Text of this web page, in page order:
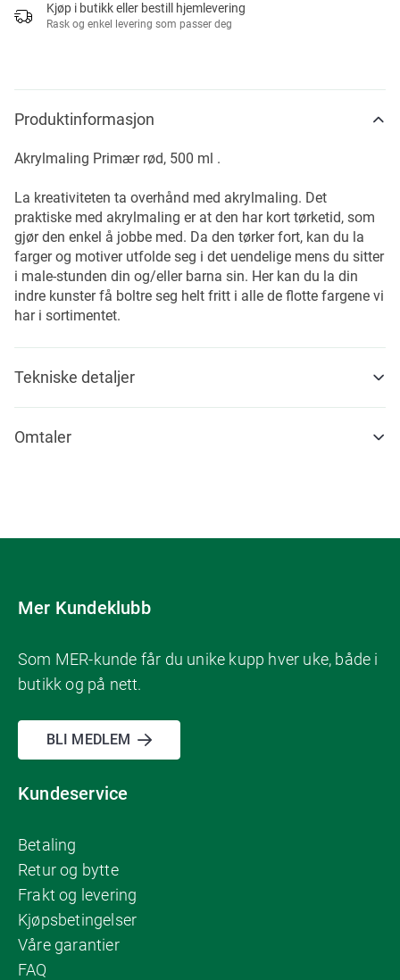
Kjøp i butikk eller bestill hjemlevering
Rask og enkel levering som passer deg
Produktinformasjon
Akrylmaling Primær rød, 500 ml .
La kreativiteten ta overhånd med akrylmaling. Det
praktiske med akrylmaling er at den har kort tørketid, som
gjør den enkel å jobbe med. Da den tørker fort, kan du la
farger og motiver utfolde seg i det uendelige mens du sitter
i male-stunden din og/eller barna sin. Her kan du la din
indre kunster få boltre seg helt fritt i alle de flotte fargene vi
har i sortimentet.
Tekniske detaljer
Omtaler
Mer Kundeklubb
Som MER-kunde får du unike kupp hver uke, både i
butikk og på nett.
BLI MEDLEM
Kundeservice
Betaling
Retur og bytte
Frakt og levering
Kjøpsbetingelser
Våre garantier
FAQ